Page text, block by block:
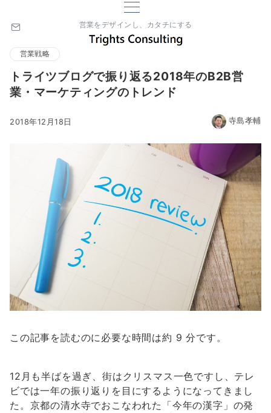
営業をデザインし、カタチにする
営業戦略
トライツブログで振り返る2018年のB2B営
業・マーケティングのトレンド
2018年12月18日 寺島孝輔
この記事を読むのに必要な時間は約 9 分です。
12月も半ばを過ぎ、街はクリスマス一色ですし、テレ
ビでは一年の振り返りを目にするようになってきまし
た。京都の清水寺でおこなわれた「今年の漢字」の発